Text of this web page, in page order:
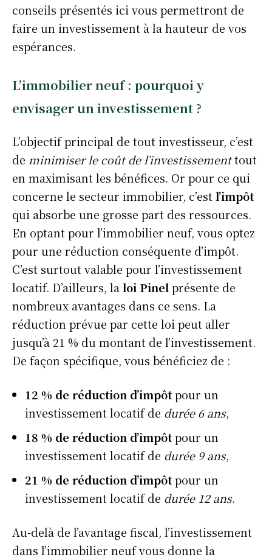
conseils présentés ici vous permettront de
faire un investissement à la hauteur de vos
espérances.
L’immobilier neuf : pourquoi y
envisager un investissement ?
L’objectif principal de tout investisseur, c’est
de minimiser le coût de l’investissementtout
en maximisant les bénéfices. Or pour ce qui
concerne le secteur immobilier, c’estl’impôt
qui absorbe une grosse part des ressources.
En optant pour l’immobilier neuf, vous optez
pour une réduction conséquente d’impôt.
C’est surtout valable pour l’investissement
locatif. D’ailleurs, la loi Pinel présente de
nombreux avantages dans ce sens. La
réduction prévue par cette loi peut aller
jusqu’à 21 % du montant de l’investissement.
De façon spécifique, vous bénéficiez de :
12 % de réduction d’impôtpour un
investissement locatif de durée 6 ans,
18 % de réduction d’impôtpour un
investissement locatif de durée 9 ans,
21 % de réduction d’impôtpour un
investissement locatif de durée 12 ans.
Au-delà de l’avantage fiscal, l’investissement
dans l’immobilier neuf vous donne la